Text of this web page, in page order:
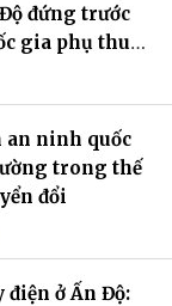
đứng trước
gia phụ thuộc
gia phụ
an ninh quốc
trong thế
đổi
điện ở Ấn Độ: